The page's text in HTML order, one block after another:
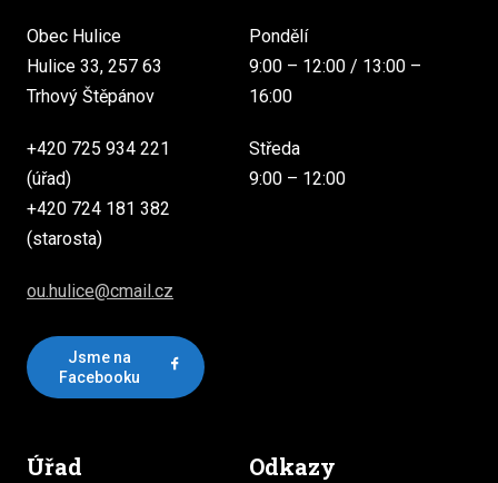
Obec Hulice
Hulice 33, 257 63
Trhový Štěpánov
+420 725 934 221
(úřad)
+420 724 181 382
(starosta)
ou.hulice@cmail.cz
Jsme na
Facebooku
Pondělí
9:00 – 12:00 / 13:00 –
16:00
Středa
9:00 – 12:00
Úřad Odkazy